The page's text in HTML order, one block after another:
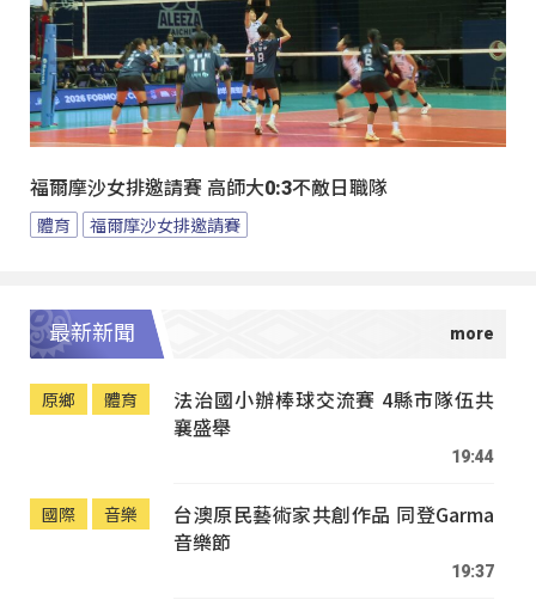
福爾摩沙女排邀請賽 高師大0:3不敵日職隊
體育 福爾摩沙女排邀請賽
最新新聞
原鄉 體育
法治國小辦棒球交流賽 4縣市隊伍共
襄盛舉
19:44
國際 音樂
台澳原民藝術家共創作品 同登Garma
音樂節
19:37